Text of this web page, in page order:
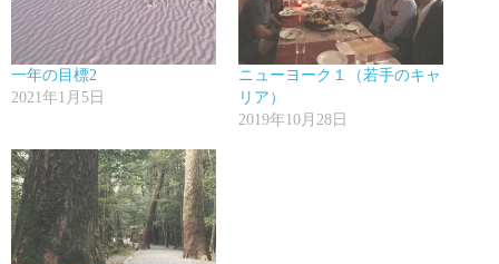
一年の目標2
2021年1月5日
ニューヨーク１（若手のキャ
リア）
2019年10月28日